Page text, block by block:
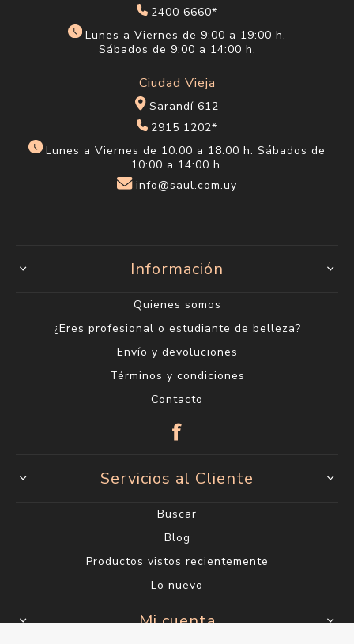
2400 6660*
Lunes a Viernes de 9:00 a 19:00 h.
Sábados de 9:00 a 14:00 h.
Ciudad Vieja
Sarandí 612
2915 1202*
Lunes a Viernes de 10:00 a 18:00 h. Sábados de
10:00 a 14:00 h.
info@saul.com.uy
Información
Quienes somos
¿Eres profesional o estudiante de belleza?
Envío y devoluciones
Términos y condiciones
Contacto
Servicios al Cliente
Buscar
Blog
Productos vistos recientemente
Lo nuevo
Mi cuenta